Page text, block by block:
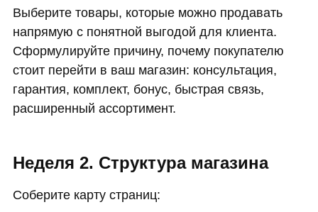
Выберите товары, которые можно продавать
напрямую с понятной выгодой для клиента.
Сформулируйте причину, почему покупателю
стоит перейти в ваш магазин: консультация,
гарантия, комплект, бонус, быстрая связь,
расширенный ассортимент.
Неделя 2. Структура магазина
Соберите карту страниц: